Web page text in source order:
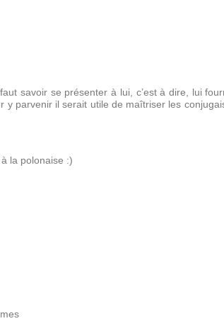
savoir se présenter à lui, c’est à dire, lui
y parvenir il serait utile de maîtriser les
la polonaise :)